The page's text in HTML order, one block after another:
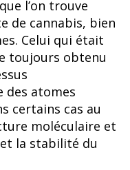
que l’on trouve
de cannabis, bien
Celui qui était
toujours obtenu
des atomes
certains cas au
moléculaire et
la stabilité du